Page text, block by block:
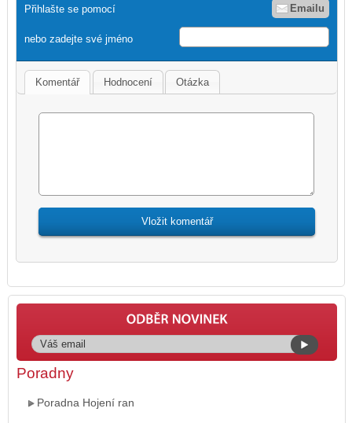
Přihlašte se pomocí Emailu
nebo zadejte své jméno
Komentář Hodnocení Otázka
Poradny
Poradna Hojení ran